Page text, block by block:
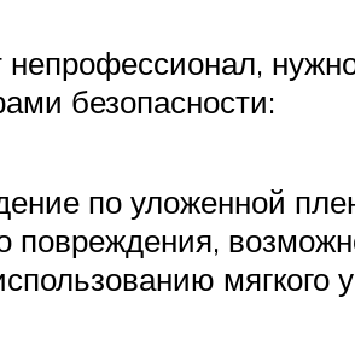
безопасности:
по уложенной
повреждения,